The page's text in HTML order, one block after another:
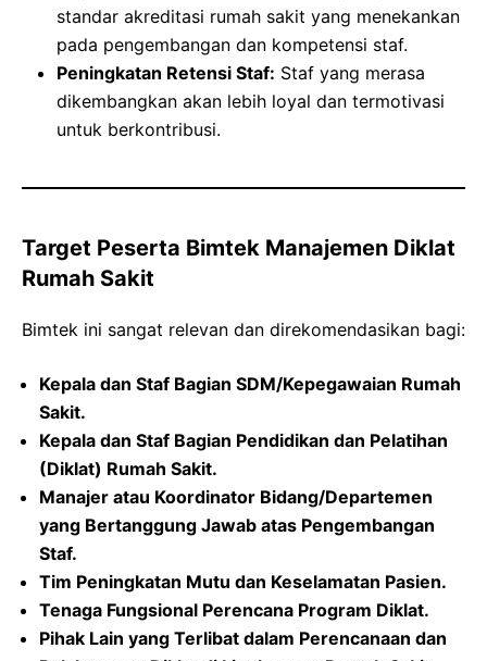
standar akreditasi rumah sakit yang menekankan
pada pengembangan dan kompetensi staf.
Peningkatan Retensi Staf: Staf yang merasa
dikembangkan akan lebih loyal dan termotivasi
untuk berkontribusi.
Target Peserta Bimtek Manajemen Diklat
Rumah Sakit
Bimtek ini sangat relevan dan direkomendasikan bagi:
Kepala dan Staf Bagian SDM/Kepegawaian Rumah
Sakit.
Kepala dan Staf Bagian Pendidikan dan Pelatihan
(Diklat) Rumah Sakit.
Manajer atau Koordinator Bidang/Departemen
yang Bertanggung Jawab atas Pengembangan
Staf.
Tim Peningkatan Mutu dan Keselamatan Pasien.
Tenaga Fungsional Perencana Program Diklat.
Pihak Lain yang Terlibat dalam Perencanaan dan